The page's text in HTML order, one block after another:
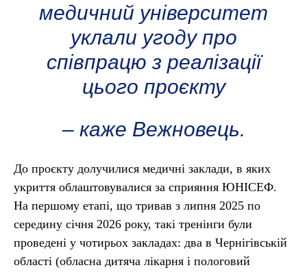
медичний університет
уклали угоду про
співпрацю з реалізації
цього проєкту
– каже Вежновець.
До проєкту долучилися медичні заклади, в яких
укриття облаштовувалися за сприяння ЮНІСЕФ.
На першому етапі, що тривав з липня 2025 по
середину січня 2026 року, такі тренінги були
проведені у чотирьох закладах: два в Чернігівській
області (обласна дитяча лікарня і пологовий